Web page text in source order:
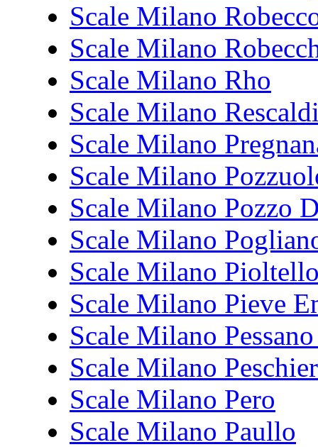
Scale Milano
Scale Milano
Scale Milano Rho
Scale Milano
Scale Milano
Scale Milano
Scale Milano Pozzo
Scale Milano
Scale Milano
Scale Milano Pieve
Scale Milano
Scale Milano
Scale Milano Pero
Scale Milano Paullo